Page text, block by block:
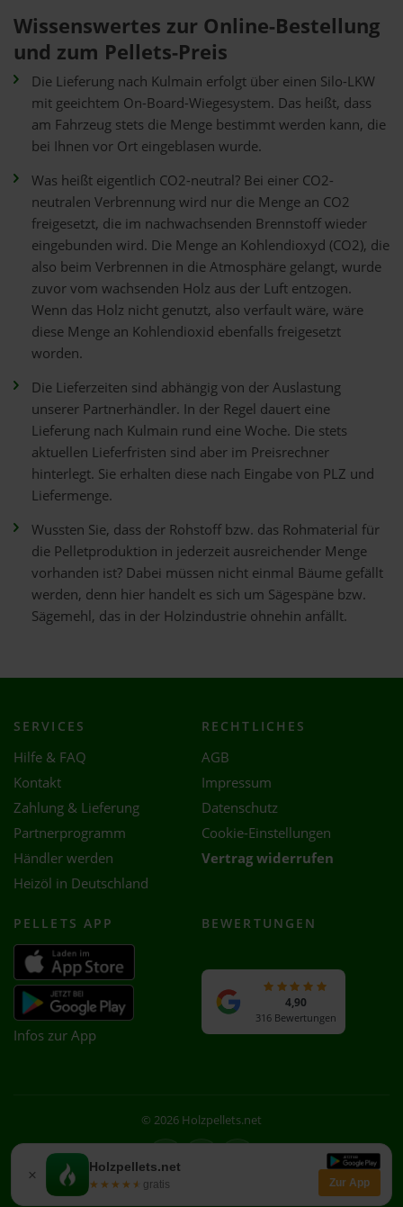
Wissenswertes zur Online-Bestellung
und zum Pellets-Preis
Die Lieferung nach Kulmain erfolgt über einen Silo-LKW
mit geeichtem On-Board-Wiegesystem. Das heißt, dass
am Fahrzeug stets die Menge bestimmt werden kann, die
bei Ihnen vor Ort eingeblasen wurde.
Was heißt eigentlich CO2-neutral? Bei einer CO2-
neutralen Verbrennung wird nur die Menge an CO2
freigesetzt, die im nachwachsenden Brennstoff wieder
eingebunden wird. Die Menge an Kohlendioxyd (CO2), die
also beim Verbrennen in die Atmosphäre gelangt, wurde
zuvor vom wachsenden Holz aus der Luft entzogen.
Wenn das Holz nicht genutzt, also verfault wäre, wäre
diese Menge an Kohlendioxid ebenfalls freigesetzt
worden.
Die Lieferzeiten sind abhängig von der Auslastung
unserer Partnerhändler. In der Regel dauert eine
Lieferung nach Kulmain rund eine Woche. Die stets
aktuellen Lieferfristen sind aber im Preisrechner
hinterlegt. Sie erhalten diese nach Eingabe von PLZ und
Liefermenge.
Wussten Sie, dass der Rohstoff bzw. das Rohmaterial für
die Pelletproduktion in jederzeit ausreichender Menge
vorhanden ist? Dabei müssen nicht einmal Bäume gefällt
werden, denn hier handelt es sich um Sägespäne bzw.
Sägemehl, das in der Holzindustrie ohnehin anfällt.
× Holzpellets.net
★★★★★
★★★★★ gratis Zur App
SERVICES
Hilfe & FAQ
Kontakt
Zahlung & Lieferung
Partnerprogramm
Händler werden
Heizöl in Deutschland
RECHTLICHES
AGB
Impressum
Datenschutz
Cookie-Einstellungen
Vertrag widerrufen
PELLETS APP
Infos zur App
BEWERTUNGEN
4,90
316 Bewertungen
© 2026 Holzpellets.net
Facebook